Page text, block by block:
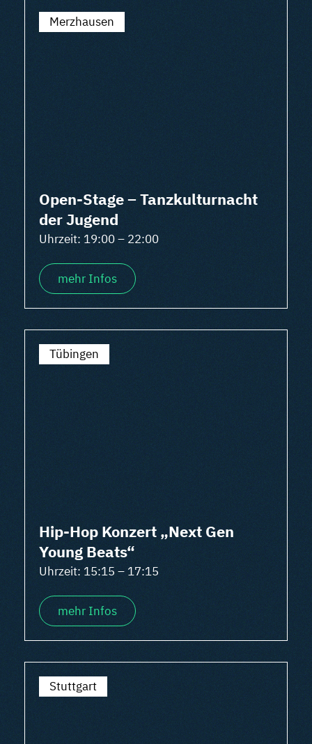
Merzhausen
Open-Stage – Tanzkulturnacht
der Jugend
Uhrzeit: 19:00 – 22:00
mehr Infos
Tübingen
Hip-Hop Konzert „Next Gen
Young Beats“
Uhrzeit: 15:15 – 17:15
mehr Infos
Stuttgart